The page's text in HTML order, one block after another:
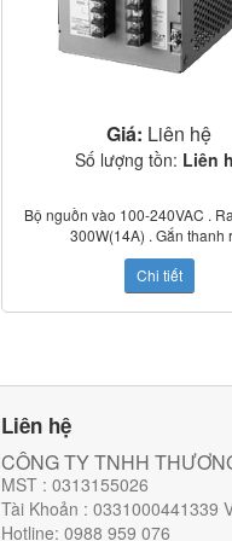
Giá: Liên hệ
Số lượng tồn: Liên
Bộ nguồn vào 100-240VAC .
300W(14A) . Gắn thanh
Chi tiết
Liên hệ
CÔNG TY TNHH
MST : 0313155026
Tài Khoản : 0331000441339
Hotline: 0988 959 076